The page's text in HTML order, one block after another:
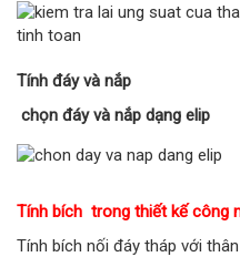
Tính đáy và nắp
chọn đáy và nắp dạng elip
Tính bích trong thiết kế công
Tính bích nối đáy tháp với